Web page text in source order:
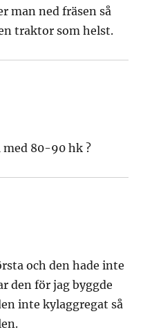
man ned fräsen så
traktor som helst.
med 80-90 hk ?
och den hade inte
den för jag byggde
inte kylaggregat så